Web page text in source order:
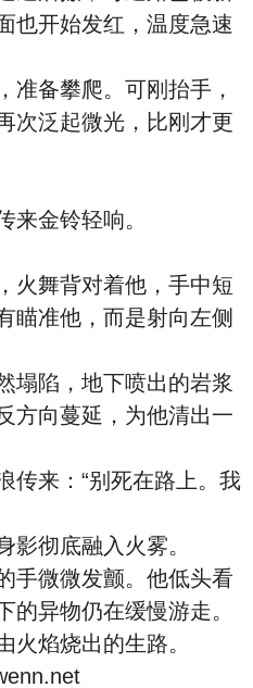
也开始发红，温度急速
准备攀爬。可刚抬手，
次泛起微光，比刚才更
来金铃轻响。
火舞背对着他，手中短
瞄准他，而是射向左侧
塌陷，地下喷出的岩浆
方向蔓延，为他清出一
传来：“别死在路上。我
影彻底融入火雾。
手微微发颤。他低头看
的异物仍在缓慢游走。
火焰烧出的生路。